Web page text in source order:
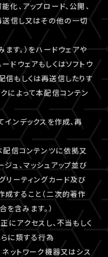
化、アップロード、公開、
送信し又はその他の一切
す。）をハードウェアや
ドウェアもしくはソフトウ
信もしくは再送信したりす
によって本配信コンテン
ンデックスを作成、再
信コンテンツに依拠又
ュ、マッシュアップ並び
リーティングカード及び
成すること（二次的著作
含みます。）
アクセスし、不当もしく
に類する行為
ットワーク機器又はシス